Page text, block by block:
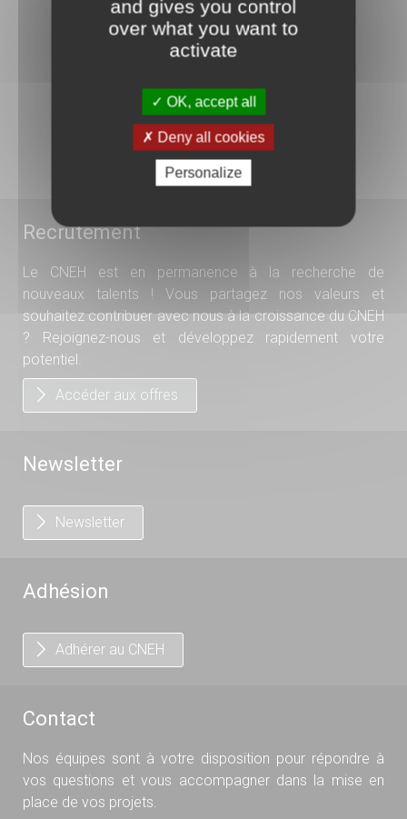
3 rue Danton
92240 Malakoff
01 41 17 15 15
N°ODPC : 1044
Organisme de formation
N°11 92 1585 192
Recrutement
Le CNEH est en permanence à la recherche de
nouveaux talents ! Vous partagez nos valeurs et
souhaitez contribuer avec nous à la croissance du CNEH
? Rejoignez-nous et développez rapidement votre
potentiel.
Accéder aux offres
Newsletter
Newsletter
Adhésion
Adhérer au CNEH
Contact
Nos équipes sont à votre disposition pour répondre à
vos questions et vous accompagner dans la mise en
place de vos projets.
and gives you control
over what you want to
activate
OK, accept all
Deny all cookies
Personalize